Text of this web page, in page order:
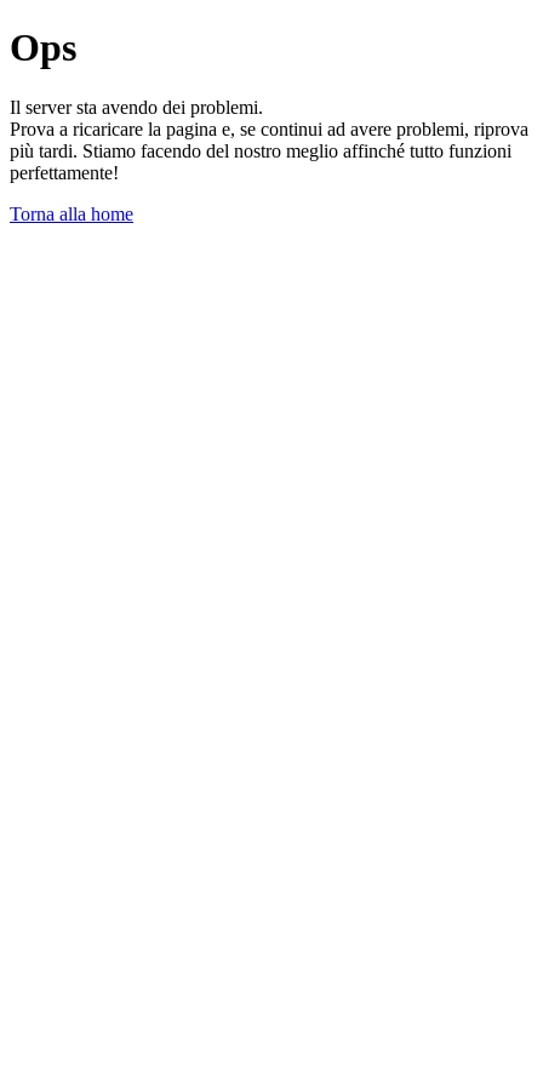
Ops
Il server sta avendo dei problemi.
Prova a ricaricare la pagina e, se continui ad avere problemi, riprova
più tardi. Stiamo facendo del nostro meglio affinché tutto funzioni
perfettamente!
Torna alla home